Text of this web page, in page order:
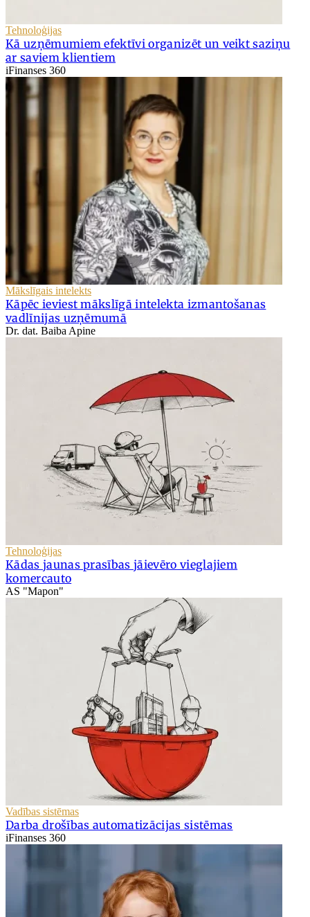
Tehnoloģijas
Kā uzņēmumiem efektīvi organizēt un veikt saziņu
ar saviem klientiem
iFinanses 360
Mākslīgais intelekts
Kāpēc ieviest mākslīgā intelekta izmantošanas
vadlīnijas uzņēmumā
Dr. dat. Baiba Apine
Tehnoloģijas
Kādas jaunas prasības jāievēro vieglajiem
komercauto
AS "Mapon"
Vadības sistēmas
Darba drošības automatizācijas sistēmas
iFinanses 360